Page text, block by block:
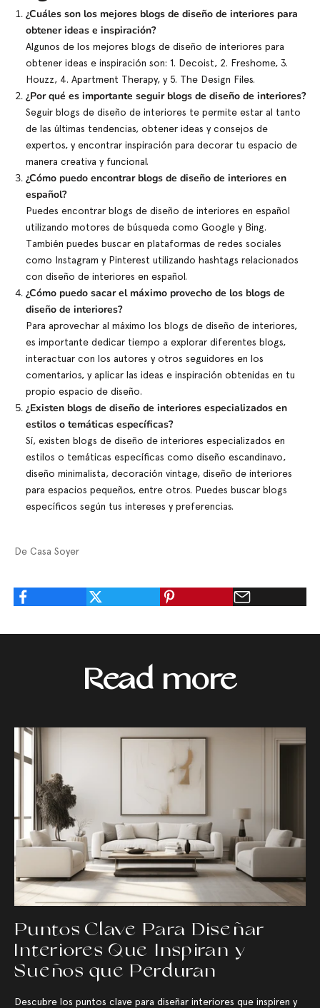
¿Cuáles son los mejores blogs de diseño de interiores para
obtener ideas e inspiración?
Algunos de los mejores blogs de diseño de interiores para
obtener ideas e inspiración son: 1. Decoist, 2. Freshome, 3.
Houzz, 4. Apartment Therapy, y 5. The Design Files.
¿Por qué es importante seguir blogs de diseño de interiores?
Seguir blogs de diseño de interiores te permite estar al tanto
de las últimas tendencias, obtener ideas y consejos de
expertos, y encontrar inspiración para decorar tu espacio de
manera creativa y funcional.
¿Cómo puedo encontrar blogs de diseño de interiores en
español?
Puedes encontrar blogs de diseño de interiores en español
utilizando motores de búsqueda como Google y Bing.
También puedes buscar en plataformas de redes sociales
como Instagram y Pinterest utilizando hashtags relacionados
con diseño de interiores en español.
¿Cómo puedo sacar el máximo provecho de los blogs de
diseño de interiores?
Para aprovechar al máximo los blogs de diseño de interiores,
es importante dedicar tiempo a explorar diferentes blogs,
interactuar con los autores y otros seguidores en los
comentarios, y aplicar las ideas e inspiración obtenidas en tu
propio espacio de diseño.
¿Existen blogs de diseño de interiores especializados en
estilos o temáticas específicas?
Sí, existen blogs de diseño de interiores especializados en
estilos o temáticas específicas como diseño escandinavo,
diseño minimalista, decoración vintage, diseño de interiores
para espacios pequeños, entre otros. Puedes buscar blogs
específicos según tus intereses y preferencias.
De Casa Soyer
Read more
Puntos Clave Para Diseñar
Interiores Que Inspiran y
Sueños que Perduran
Descubre los puntos clave para diseñar interiores que inspiren y